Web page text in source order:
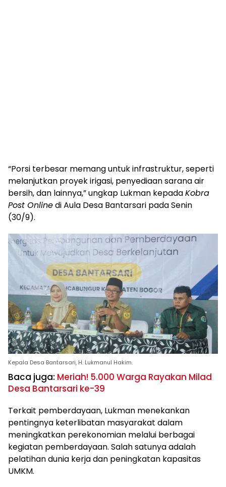
“Porsi terbesar memang untuk infrastruktur, seperti
melanjutkan proyek irigasi, penyediaan sarana air
bersih, dan lainnya,” ungkap Lukman kepadaKobra
Post Onlinedi Aula Desa Bantarsari pada Senin
(30/9).
Kepala Desa Bantarsari, H. Lukmanul Hakim.
Baca juga: Meriah! 5.000 Warga Rayakan Milad
Desa Bantarsari ke-39
Terkait pemberdayaan, Lukman menekankan
pentingnya keterlibatan masyarakat dalam
meningkatkan perekonomian melalui berbagai
kegiatan pemberdayaan. Salah satunya adalah
pelatihan dunia kerja dan peningkatan kapasitas
UMKM.